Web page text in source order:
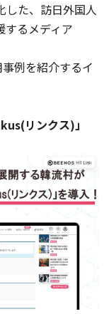
した、訪日外国人
するメディア
例を紹介するイ
リンクス)」